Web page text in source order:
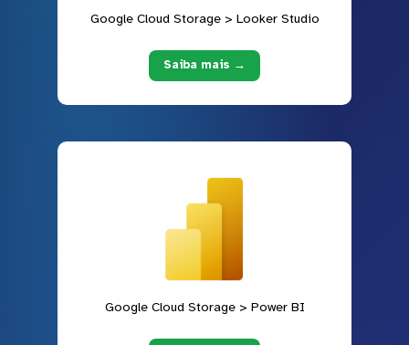
Google Cloud Storage > Looker Studio
Saiba mais →
Google Cloud Storage > Power BI